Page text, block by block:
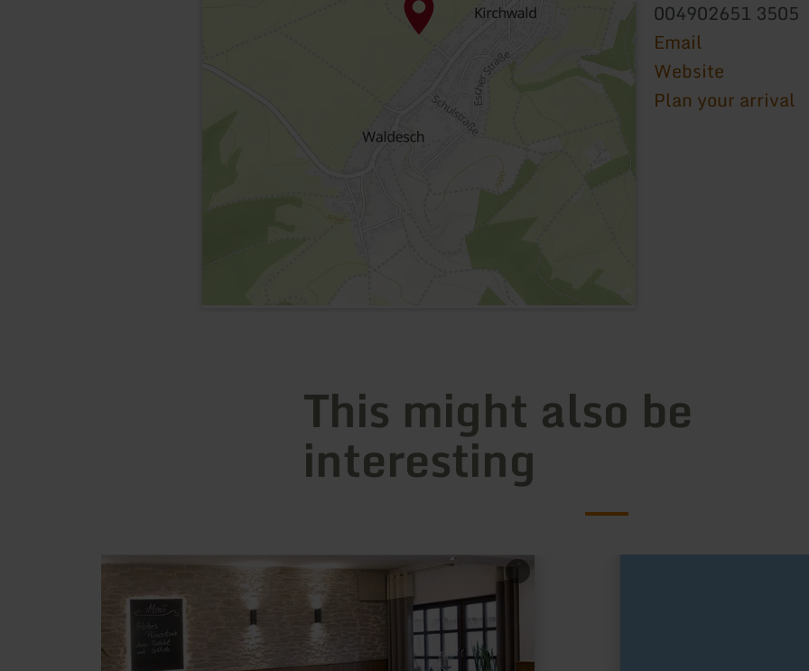
004902651 3505
Email
Website
Plan your arrival
This might also be
interesting
learn
Restaurant
Goldenen
Grund